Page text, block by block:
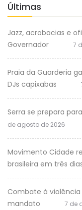
Últimas
Jazz, acrobacias e
Governador
7
Praia da Guarderia
DJs capixabas
Serra se prepara
de agosto de 2026
Movimento Cidade
brasileira em três
Combate à
mandato
7 de